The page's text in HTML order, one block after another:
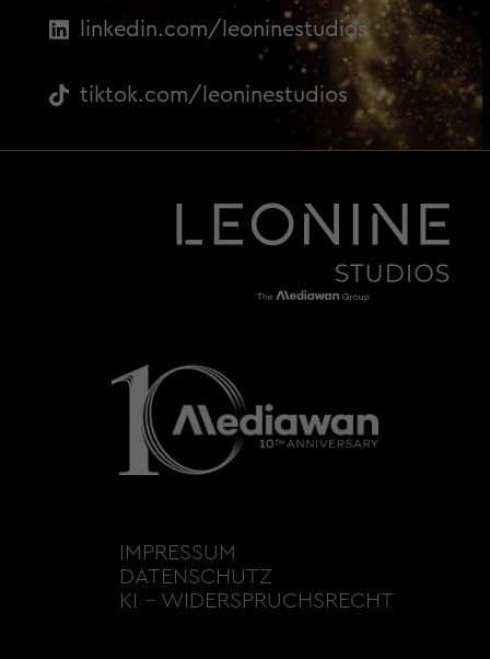
linkedin.com/leoninestudios
tiktok.com/leoninestudios
IMPRESSUM
DATENSCHUTZ
KI – WIDERSPRUCHSRECHT